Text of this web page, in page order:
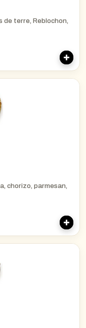
de terre, Reblochon,
chorizo, parmesan,